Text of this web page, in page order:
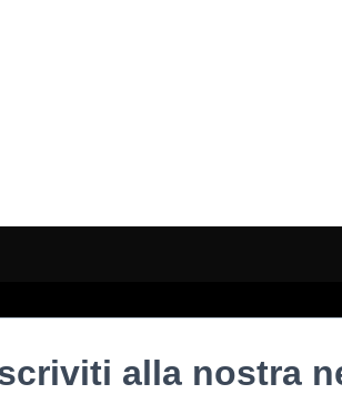
alla nostra